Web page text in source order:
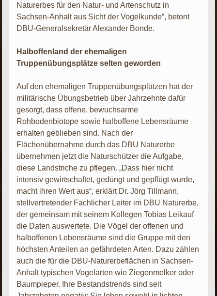
Naturerbes für den Natur- und Artenschutz in
Sachsen-Anhalt aus Sicht der Vogelkunde“, betont
DBU-Generalsekretär Alexander Bonde.
Halboffenland der ehemaligen
Truppenübungsplätze selten geworden
Auf den ehemaligen Truppenübungsplätzen hat der
militärische Übungsbetrieb über Jahrzehnte dafür
gesorgt, dass offene, bewuchsarme
Rohbodenbiotope sowie halboffene Lebensräume
erhalten geblieben sind. Nach der
Flächenübernahme durch das DBU Naturerbe
übernehmen jetzt die Naturschützer die Aufgabe,
diese Landstriche zu pflegen. „Dass hier nicht
intensiv gewirtschaftet, gedüngt und gepflügt wurde,
macht ihren Wert aus“, erklärt Dr. Jörg Tillmann,
stellvertretender Fachlicher Leiter im DBU Naturerbe,
der gemeinsam mit seinem Kollegen Tobias Leikauf
die Daten auswertete. Die Vögel der offenen und
halboffenen Lebensräume sind die Gruppe mit den
höchsten Anteilen an gefährdeten Arten. Dazu zählen
auch die für die DBU-Naturerbeflächen in Sachsen-
Anhalt typischen Vogelarten wie Ziegenmelker oder
Baumpieper. Ihre Bestandstrends sind seit